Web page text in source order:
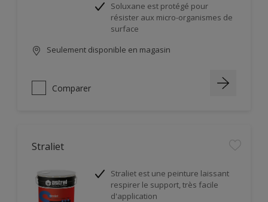
Soluxane est protégé pour
résister aux micro-organismes de
surface
Seulement disponible en magasin
Comparer
Straliet
Straliet est une peinture laissant
respirer le support, très facile
d'application